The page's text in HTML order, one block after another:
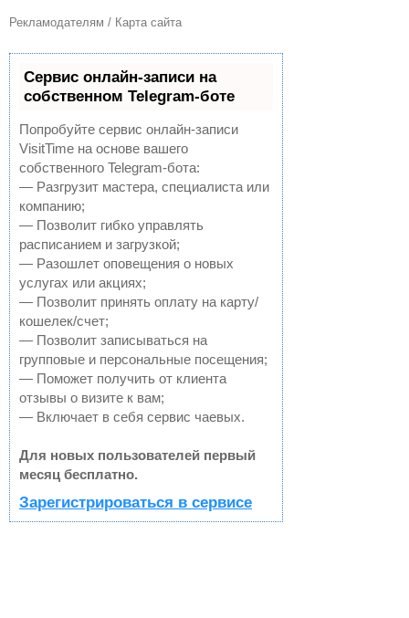
Рекламодателям / Карта сайта
Сервис онлайн-записи на
собственном Telegram-боте
Попробуйте сервис онлайн-записи
VisitTime на основе вашего
собственного Telegram-бота:
— Разгрузит мастера, специалиста или
компанию;
— Позволит гибко управлять
расписанием и загрузкой;
— Разошлет оповещения о новых
услугах или акциях;
— Позволит принять оплату на карту/
кошелек/счет;
— Позволит записываться на
групповые и персональные посещения;
— Поможет получить от клиента
отзывы о визите к вам;
— Включает в себя сервис чаевых.
Для новых пользователей первый
месяц бесплатно.
Зарегистрироваться в сервисе